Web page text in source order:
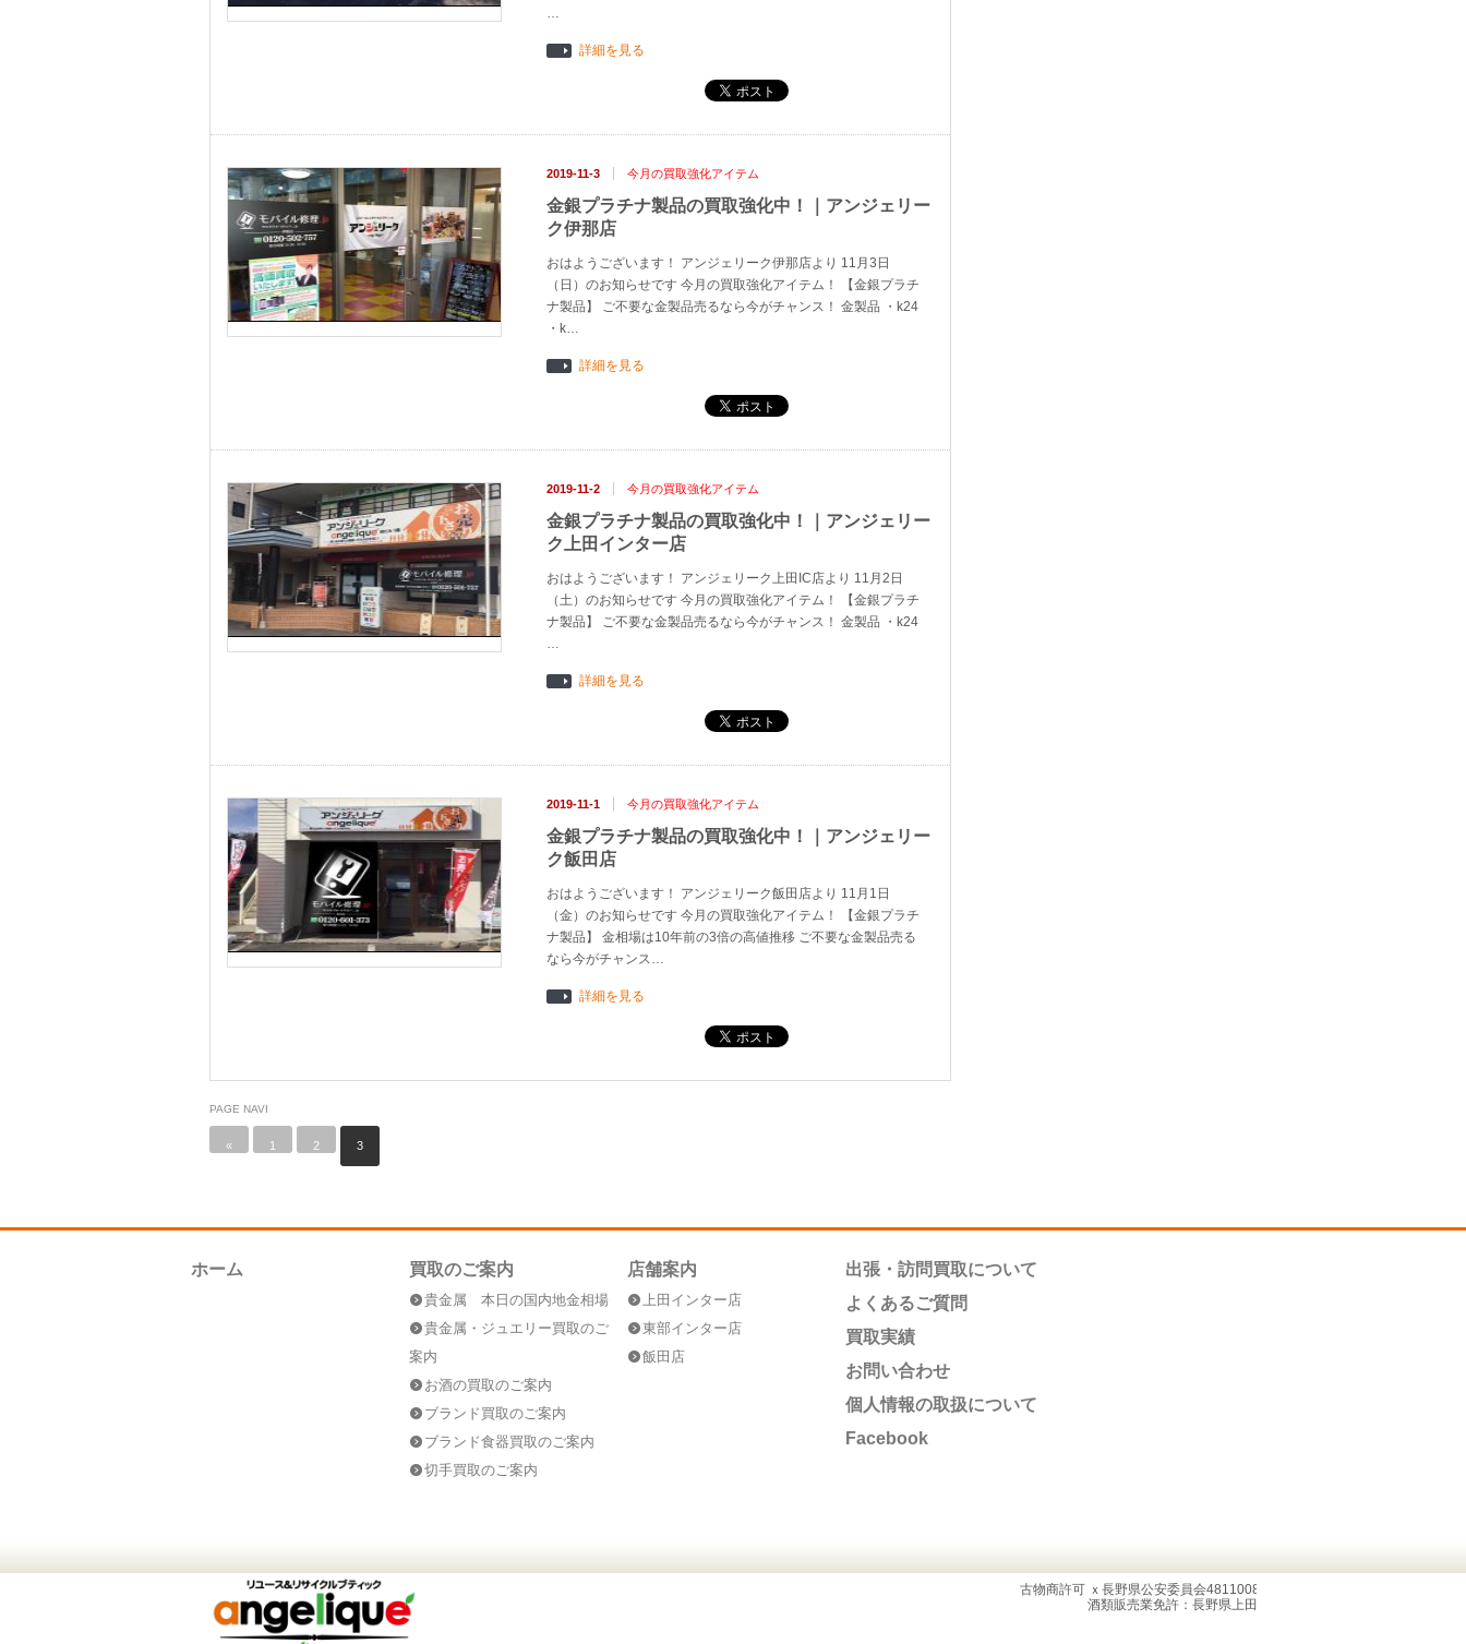
…
詳細を見る
2019-11-3 今月の買取強化アイテム
金銀プラチナ製品の買取強化中！｜アンジェリー
ク伊那店
おはようございます！ アンジェリーク伊那店より 11月3日
（日）のお知らせです 今月の買取強化アイテム！ 【金銀プラチ
ナ製品】 ご不要な金製品売るなら今がチャンス！ 金製品 ・k24
・k…
詳細を見る
2019-11-2 今月の買取強化アイテム
金銀プラチナ製品の買取強化中！｜アンジェリー
ク上田インター店
おはようございます！ アンジェリーク上田IC店より 11月2日
（土）のお知らせです 今月の買取強化アイテム！ 【金銀プラチ
ナ製品】 ご不要な金製品売るなら今がチャンス！ 金製品 ・k24
…
詳細を見る
2019-11-1 今月の買取強化アイテム
金銀プラチナ製品の買取強化中！｜アンジェリー
ク飯田店
おはようございます！ アンジェリーク飯田店より 11月1日
（金）のお知らせです 今月の買取強化アイテム！ 【金銀プラチ
ナ製品】 金相場は10年前の3倍の高値推移 ご不要な金製品売る
なら今がチャンス…
詳細を見る
PAGE NAVI
« 1 2 3
ホーム 買取のご案内
貴金属 本日の国内地金相場
貴金属・ジュエリー買取のご
案内
お酒の買取のご案内
ブランド買取のご案内
ブランド食器買取のご案内
切手買取のご案内
店舗案内
上田インター店
東部インター店
飯田店
出張・訪問買取について
よくあるご質問
買取実績
お問い合わせ
個人情報の取扱について
Facebook
古物商許可 ｘ長野県公安委員会481100800035号
酒類販売業免許：長野県上田法1-14号